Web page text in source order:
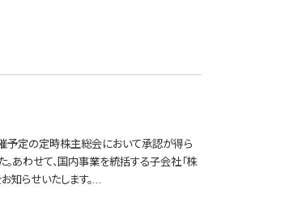
予定の定時株主総会において承認が得ら
あわせて、国内事業を統括する子会社「株
らせいたします。...